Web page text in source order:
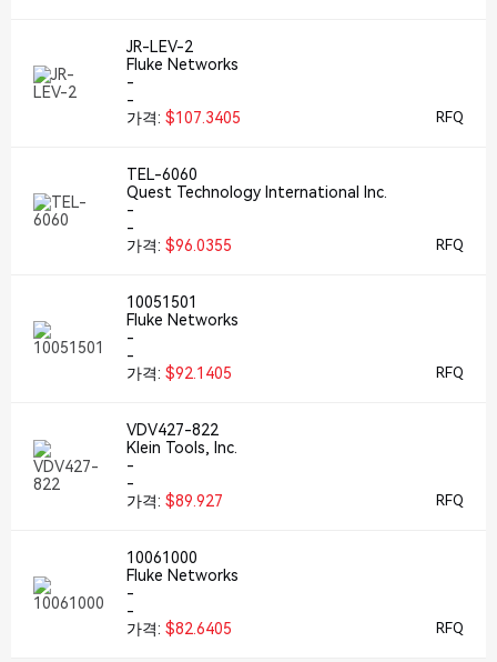
JR-LEV-2
Fluke Networks
-
-
가격: $107.3405 RFQ
TEL-6060
Quest Technology International Inc.
-
-
가격: $96.0355 RFQ
10051501
Fluke Networks
-
-
가격: $92.1405 RFQ
VDV427-822
Klein Tools, Inc.
-
-
가격: $89.927 RFQ
10061000
Fluke Networks
-
-
가격: $82.6405 RFQ